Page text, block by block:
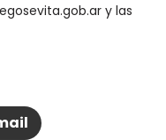
y las